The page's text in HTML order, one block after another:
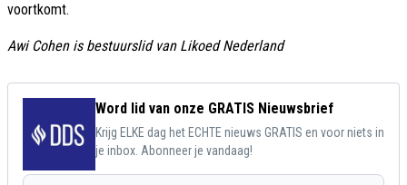
voortkomt.
Awi Cohen is bestuurslid van Likoed Nederland
Word lid van onze GRATIS Nieuwsbrief
Krijg ELKE dag het ECHTE nieuws GRATIS en voor niets in
je inbox. Abonneer je vandaag!